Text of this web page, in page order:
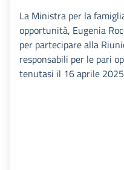
La Ministra per la
opportunità, Eugenia
per partecipare alla
responsabili per le pari
tenutasi il 16 aprile